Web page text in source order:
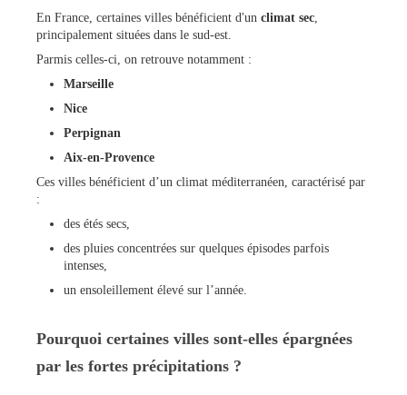
En France, certaines villes bénéficient d'un climat sec,
principalement situées dans le sud-est.
Parmis celles-ci, on retrouve notamment :
Marseille
Nice
Perpignan
Aix-en-Provence
Ces villes bénéficient d’un climat méditerranéen, caractérisé par
:
des étés secs,
des pluies concentrées sur quelques épisodes parfois
intenses,
un ensoleillement élevé sur l’année.
Pourquoi certaines villes sont-elles épargnées
par les fortes précipitations ?